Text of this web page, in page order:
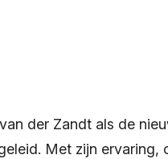
der Zandt als de
Met zijn ervaring,